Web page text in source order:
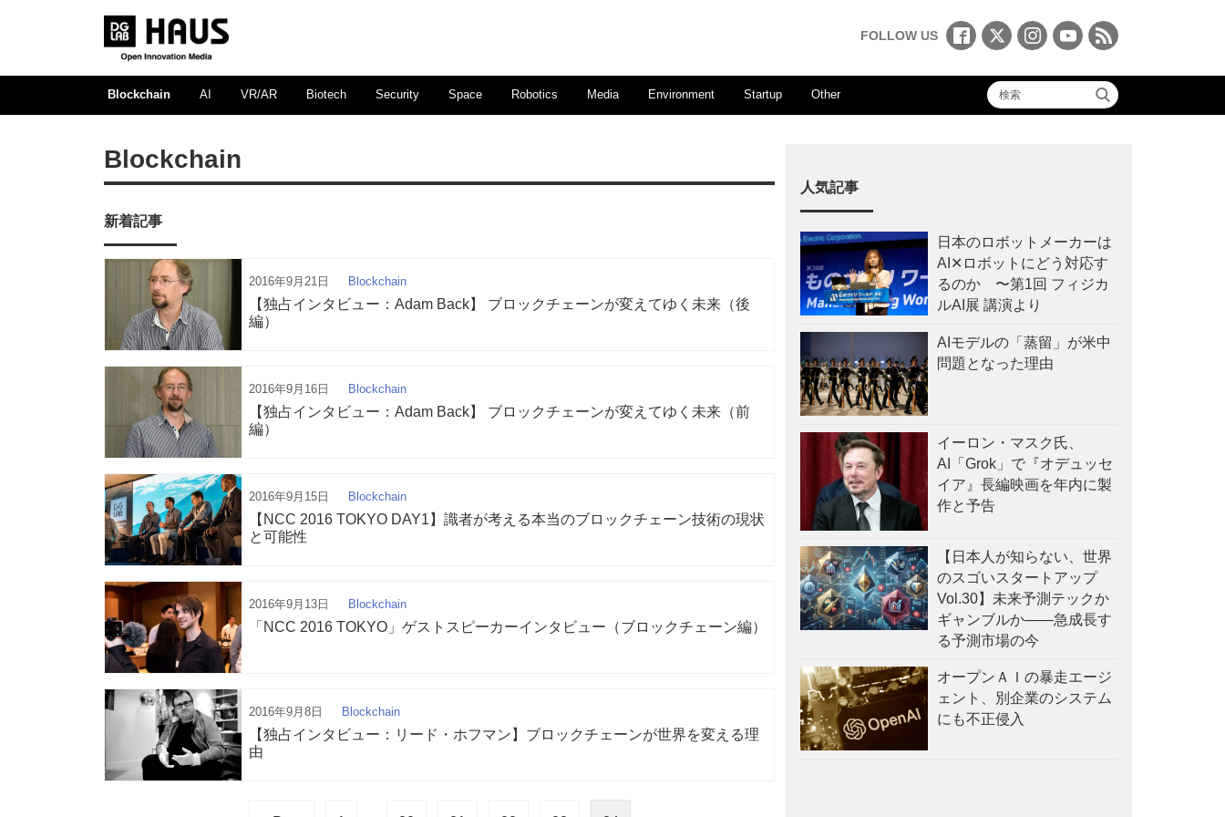
FOLLOW US
Blockchain AI VR/AR Biotech Security Space Robotics Media Environment Startup Other
Blockchain
新着記事
2016年9月21日 Blockchain
【独占インタビュー：Adam Back】 ブロックチェーンが変えてゆく未来（後
編）
2016年9月16日 Blockchain
【独占インタビュー：Adam Back】 ブロックチェーンが変えてゆく未来（前
編）
2016年9月15日 Blockchain
【NCC 2016 TOKYO DAY1】識者が考える本当のブロックチェーン技術の現状
と可能性
2016年9月13日 Blockchain
「NCC 2016 TOKYO」ゲストスピーカーインタビュー（ブロックチェーン編）
2016年9月8日 Blockchain
【独占インタビュー：リード・ホフマン】ブロックチェーンが世界を変える理
由
人気記事
日本のロボットメーカーは
AI✕ロボットにどう対応す
るのか 〜第1回 フィジカ
ルAI展 講演より
AIモデルの「蒸留」が米中
問題となった理由
イーロン・マスク氏、
AI「Grok」で『オデュッセ
イア』長編映画を年内に製
作と予告
【日本人が知らない、世界
のスゴいスタートアップ
Vol.30】未来予測テックか
ギャンブルか——急成長す
る予測市場の今
オープンＡＩの暴走エージ
ェント、別企業のシステム
にも不正侵入